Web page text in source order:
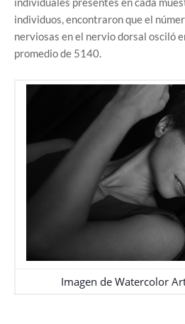
individuos, encontraron que el
nerviosas en el nervio dorsal osciló
promedio de 5140.
Imagen de Watercolor